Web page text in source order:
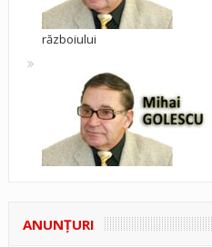
războiului
ANUNŢURI